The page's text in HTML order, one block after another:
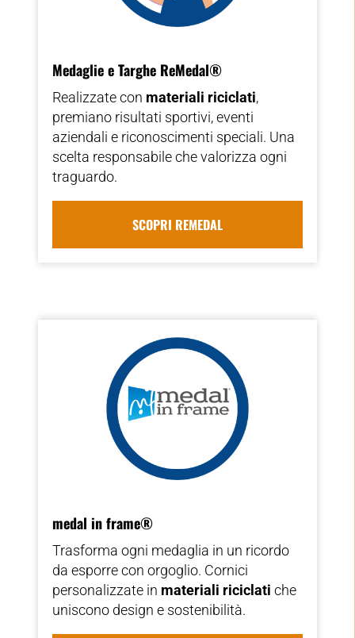
Medaglie e Targhe ReMedal®
Realizzate con materiali riciclati,
premiano risultati sportivi, eventi
aziendali e riconoscimenti speciali. Una
scelta responsabile che valorizza ogni
traguardo.
SCOPRI REMEDAL
medal in frame®
Trasforma ogni medaglia in un ricordo
da esporre con orgoglio. Cornici
personalizzate in materiali riciclati che
uniscono design e sostenibilità.